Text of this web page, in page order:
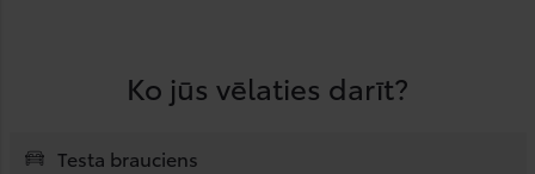
Ko jūs vēlaties darīt?
Testa brauciens